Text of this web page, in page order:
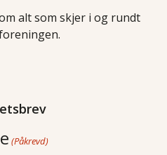
alt som skjer i og rundt
(Påkrevd)